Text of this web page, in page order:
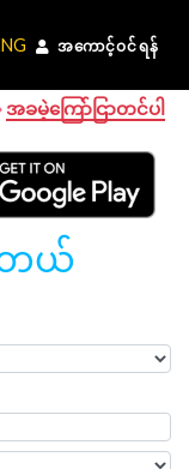
အကောင့်ဝင်ရန်
အကောင့်ဝင်ရန်
အခမဲ့ကြော်ငြာတင်ပါ
တယ်